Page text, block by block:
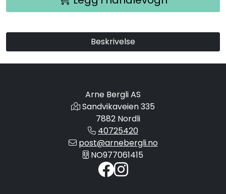
Beskrivelse
Arne Bergli AS
Sandvikaveien 335
7882 Nordli
40725420
post@arnebergli.no
NO977061415